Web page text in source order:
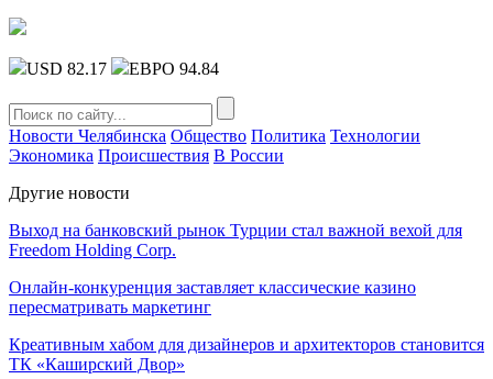
USD 82.17 ЕВРО 94.84
Новости Челябинска Общество Политика Технологии
Экономика Происшествия В России
Другие новости
Выход на банковский рынок Турции стал важной вехой для
Freedom Holding Corp.
Онлайн-конкуренция заставляет классические казино
пересматривать маркетинг
Креативным хабом для дизайнеров и архитекторов становится
ТК «Каширский Двор»